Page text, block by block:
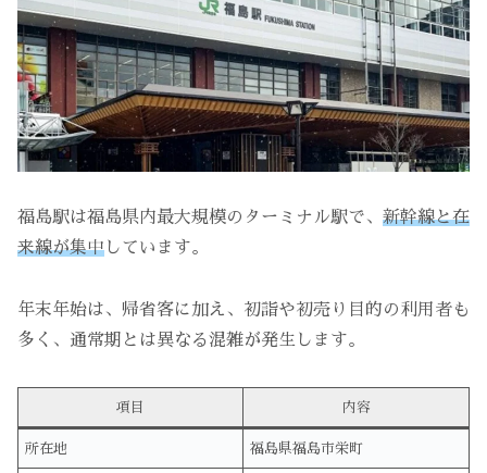
福島駅は福島県内最大規模のターミナル駅で、 新幹線と在
来線が集中 しています。
年末年始は、帰省客に加え、初詣や初売り目的の利用者も
多く、通常期とは異なる混雑が発生します。
項目 内容
所在地 福島県福島市栄町